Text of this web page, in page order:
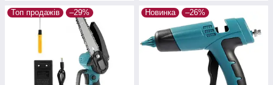
Топ продажів –29% Новинка –26%